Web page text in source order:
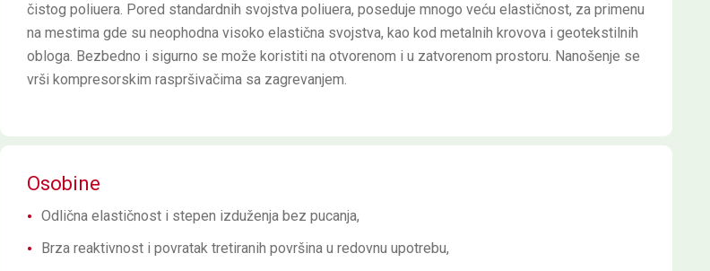
čistog poliuera. Pored standardnih svojstva poliuera, poseduje mnogo veću elastičnost, za primenu
na mestima gde su neophodna visoko elastična svojstva, kao kod metalnih krovova i geotekstilnih
obloga. Bezbedno i sigurno se može koristiti na otvorenom i u zatvorenom prostoru. Nanošenje se
vrši kompresorskim raspršivačima sa zagrevanjem.
Osobine
Odlična elastičnost i stepen izduženja bez pucanja,
Brza reaktivnost i povratak tretiranih površina u redovnu upotrebu,